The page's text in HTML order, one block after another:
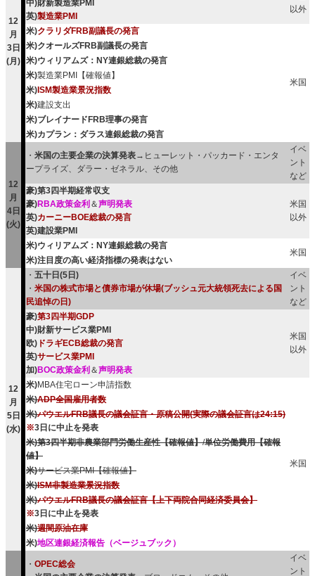
12
月
3日
(月)
中)財新製造業PMI
英)製造業PMI
以外
米)クラリダFRB副議長の発言
米国
米)クオールズFRB副議長の発言
米)ウィリアムズ：NY連銀総裁の発言
米)製造業PMI【確報値】
米) ISM製造業景況指数
米)建設支出
米)ブレイナードFRB理事の発言
米)カプラン：ダラス連銀総裁の発言
12
月
4日
(火)
・ 米国の主要企業の決算発表→ヒューレット・パッカード・エンタ
ープライズ、ダラー・ゼネラル、その他
イベ
ント
など
豪)第3四半期経常収支
豪)RBA政策金利 ＆声明発表
英)カーニーBOE総裁の発言
英)建設業PMI
米国
以外
米)ウィリアムズ：NY連銀総裁の発言
米国
米)注目度の高い経済指標の発表はない
12
月
5日
(水)
・ 五十日(5日)
・ 米国の株式市場と債券市場が休場(ブッシュ元大統領死去による国
民追悼の日)
イベ
ント
など
豪)第3四半期GDP
中)財新サービス業PMI
欧) ドラギECB総裁の発言
英)サービス業PMI
加)BOC政策金利 ＆声明発表
米国
以外
米)MBA住宅ローン申請指数
米国
米)ADP全国雇用者数
米)パウエルFRB議長の議会証言・原稿公開(実際の議会証言は24:15)
※3日に中止を発表
米)第3四半期非農業部門労働生産性【確報値】/単位労働費用【確報
値】
米)サービス業PMI【確報値】
米)ISM非製造業景況指数
米)パウエルFRB議長の議会証言【上下両院合同経済委員会】
※3日に中止を発表
米)週間原油在庫
米)地区連銀経済報告（ベージュブック）
・ OPEC総会
イベ
ント